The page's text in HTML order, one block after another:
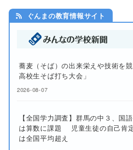
ぐんまの教育情報サイト
蕎麦（そば）の出来栄えや技術を
高校生そば打ち大会」
2026-08-07
【全国学力調査】群馬の中３、国
は算数に課題 児童生徒の自己肯
は全国平均超え